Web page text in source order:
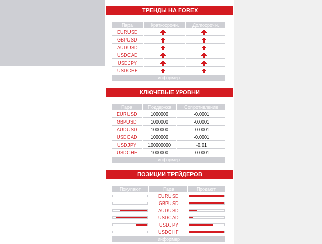
ТРЕНДЫ НА FOREX
Пара Краткосрочн.
Долгосрочн.
EURUSD
GBPUSD
AUDUSD
USDCAD
USDJPY
USDCHF
информер
КЛЮЧЕВЫЕ УРОВНИ
Пара Поддержка
Сопротивление
EURUSD
1000000
-0.0001
GBPUSD
1000000
-0.0001
AUDUSD
1000000
-0.0001
USDCAD
1000000
-0.0001
USDJPY
100000000
-0.01
USDCHF
1000000
-0.0001
информер
ПОЗИЦИИ ТРЕЙДЕРОВ
Покупают Пара
Продают
EURUSD
GBPUSD
AUDUSD
USDCAD
USDJPY
USDCHF
информер